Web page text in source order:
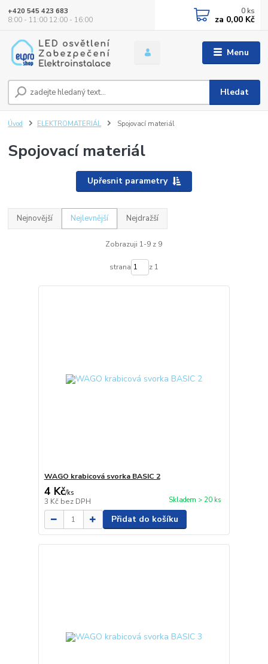
Menu
Hledat
+420 545 423 683
8:00 - 11:00 12:00 - 16:00
0 ks
za 0,00 Kč
Úvod ELEKTROMATERIÁL Spojovací materiál
Spojovací materiál
Upřesnit parametry
Nejnovější Nejlevnější Nejdražší
Zobrazuji 1-9 z 9
strana z 1
WAGO krabicová svorka BASIC 2
4 Kč/ks
3 Kč bez DPH Skladem > 20 ks
Přidat do košíku